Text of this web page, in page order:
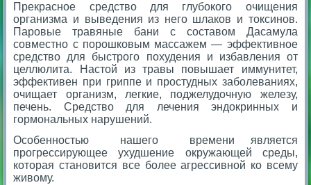
Прекрасное средство для глубокого очищения
организма и выведения из него шлаков и токсинов.
Паровые травяные бани с составом Дасамула
совместно с порошковым массажем — эффективное
средство для быстрого похудения и избавления от
целлюлита. Настой из травы повышает иммунитет,
эффективен при гриппе и простудных заболеваниях,
очищает организм, легкие, поджелудочную железу,
печень. Средство для лечения эндокринных и
гормональных нарушений.
Особенностью нашего времени является
прогрессирующее ухудшение окружающей среды,
которая становится все более агрессивной ко всему
живому.